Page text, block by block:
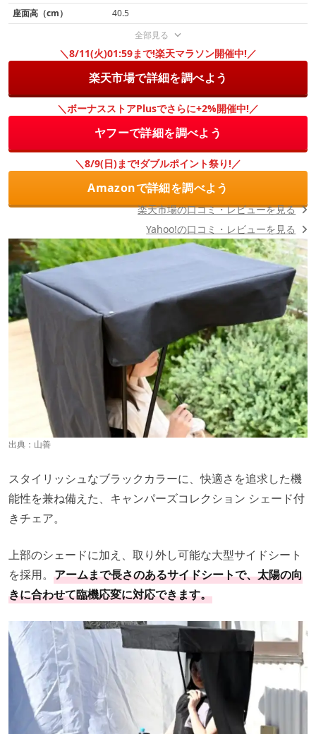
座面高（cm）
40.5
全部見る
＼8/11(火)01:59まで!楽天マラソン開催中!／
楽天市場で詳細を調べよう
＼ボーナスストアPlusでさらに+2%開催中!／
ヤフーで詳細を調べよう
＼8/9(日)まで!ダブルポイント祭り!／
Amazonで詳細を調べよう
出典： 山善
スタイリッシュなブラックカラーに、快適さを追求した機
能性を兼ね備えた、キャンパーズコレクション シェード付
きチェア。
上部のシェードに加え、取り外し可能な大型サイドシート
を採用。 アームまで長さのあるサイドシートで、太陽の向
きに合わせて臨機応変に対応できます。
楽天市場の口コミ・レビューを見る
Yahoo!の口コミ・レビューを見る